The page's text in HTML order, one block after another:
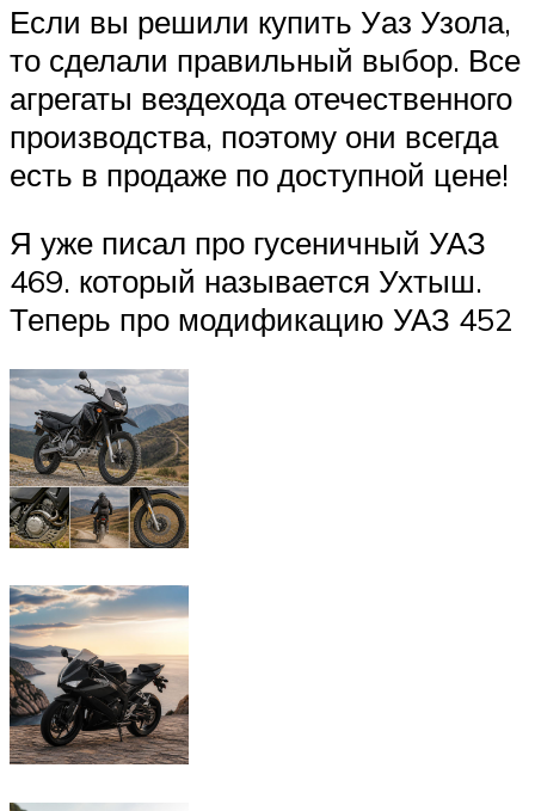
Если вы решили купить Уаз Узола,
то сделали правильный выбор. Все
агрегаты вездехода отечественного
производства, поэтому они всегда
есть в продаже по доступной цене!
Я уже писал про гусеничный УАЗ
469. который называется Ухтыш.
Теперь про модификацию УАЗ 452